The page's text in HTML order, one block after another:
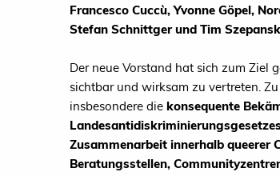
Francesco Cuccù, Yvonne Göpel,
Stefan Schnittger und Tim
Der neue Vorstand hat sich zum Ziel
sichtbar und wirksam zu vertreten.
insbesondere die konsequente
Landesantidiskriminierungsgesetzes
Zusammenarbeit innerhalb queerer
Beratungsstellen,